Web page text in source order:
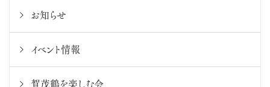
お知らせ
イベント情報
賀茂鶴を楽しむ会